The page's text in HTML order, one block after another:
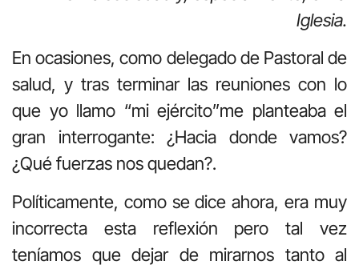
Iglesia.
En ocasiones, como delegado de Pastoral de
salud, y tras terminar las reuniones con lo
que yo llamo “mi ejército”me planteaba el
gran interrogante: ¿Hacia donde vamos?
¿Qué fuerzas nos quedan?.
Políticamente, como se dice ahora, era muy
incorrecta esta reflexión pero tal vez
teníamos que dejar de mirarnos tanto al